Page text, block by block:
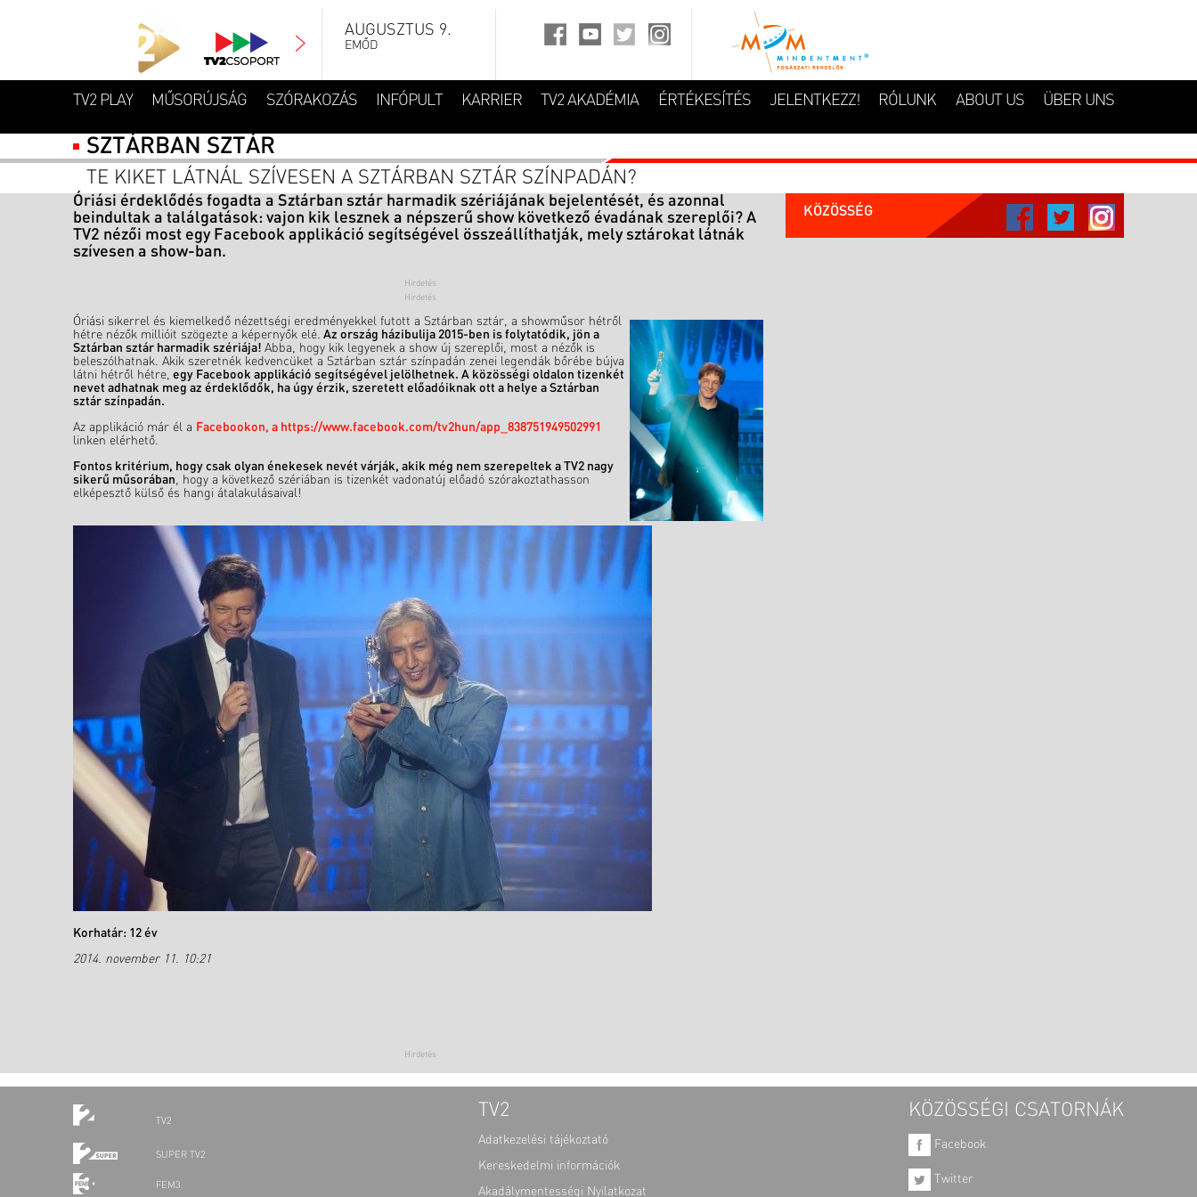
AUGUSZTUS 9.
EMŐD
TV2 PLAY MŰSORÚJSÁG SZÓRAKOZÁS INFÓPULT KARRIER TV2 AKADÉMIA ÉRTÉKESÍTÉS JELENTKEZZ! RÓLUNK ABOUT US ÜBER UNS
SZTÁRBAN SZTÁR
TE KIKET LÁTNÁL SZÍVESEN A SZTÁRBAN SZTÁR SZÍNPADÁN?
Óriási érdeklődés fogadta a Sztárban sztár harmadik szériájának bejelentését, és azonnal
beindultak a találgatások: vajon kik lesznek a népszerű show következő évadának szereplői? A
TV2 nézői most egy Facebook applikáció segítségével összeállíthatják, mely sztárokat látnák
szívesen a show-ban.
Óriási sikerrel és kiemelkedő nézettségi eredményekkel futott a Sztárban sztár, a showműsor hétről
hétre nézők millióit szögezte a képernyők elé. Az ország házibulija 2015-ben is folytatódik, jön a
Sztárban sztár harmadik szériája! Abba, hogy kik legyenek a show új szereplői, most a nézők is
beleszólhatnak. Akik szeretnék kedvencüket a Sztárban sztár színpadán zenei legendák bőrébe bújva
látni hétről hétre, egy Facebook applikáció segítségével jelölhetnek. A közösségi oldalon tizenkét
nevet adhatnak meg az érdeklődők, ha úgy érzik, szeretett előadóiknak ott a helye a Sztárban
sztár színpadán.
Az applikáció már él a Facebookon, a https://www.facebook.com/tv2hun/app_838751949502991
linken elérhető.
Fontos kritérium, hogy csak olyan énekesek nevét várják, akik még nem szerepeltek a TV2 nagy
sikerű műsorában, hogy a következő szériában is tizenkét vadonatúj előadó szórakoztathasson
elképesztő külső és hangi átalakulásaival!
Korhatár: 12 év
2014. november 11. 10:21
KÖZÖSSÉG
TV2
SUPER TV2
FEM3
TV2
Adatkezelési tájékoztató
Kereskedelmi információk
Akadálymentességi Nyilatkozat
KÖZÖSSÉGI CSATORNÁK
Facebook
Twitter